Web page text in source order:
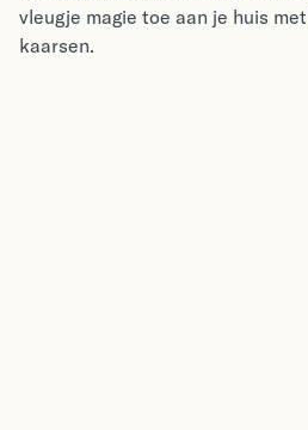
vleugje magie toe aan je huis
kaarsen.